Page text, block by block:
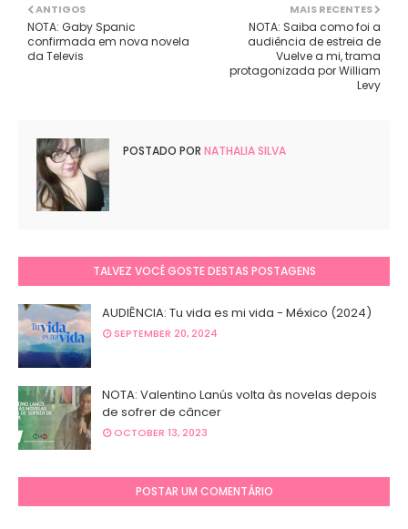
MAIS RECENTES
NOTA: Saiba como foi a
audiência de estreia de
Vuelve a mi, trama
protagonizada por William
Levy
ANTIGOS
NOTA: Gaby Spanic
confirmada em nova novela
da Televis
POSTADO POR NATHALIA SILVA
TALVEZ VOCÊ GOSTE DESTAS POSTAGENS
AUDIÊNCIA: Tu vida es mi vida - México (2024)
SEPTEMBER 20, 2024
NOTA: Valentino Lanús volta às novelas depois
de sofrer de câncer
OCTOBER 13, 2023
POSTAR UM COMENTÁRIO